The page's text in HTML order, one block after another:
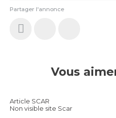
Partager l'annonce
Vous
Article SCAR
Non visible site Scar